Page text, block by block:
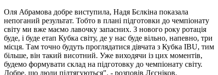
Оля Абрамова добре виступила, Надя Бєлкіна показала
непоганий результат. Тобто в плані підготовки до чемпіонату
світу ми вже маємо лавочку запасних. З нового року ротація
буде, і буде етап Кубка світу, де у нас буде вільно, напевно, три
місця. Там точно будуть проглядатися дівчата з Кубка IBU, тим
більше, він такий висотний. Уже виходячи із цих моментів,
будемо формувати склад на підготовку до чемпіонату світу.
Добре, що люди підтягуються", - розповів Лєсніков.